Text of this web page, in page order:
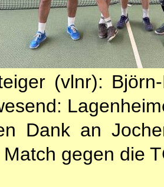
(vlnr):
Dank an
gegen die